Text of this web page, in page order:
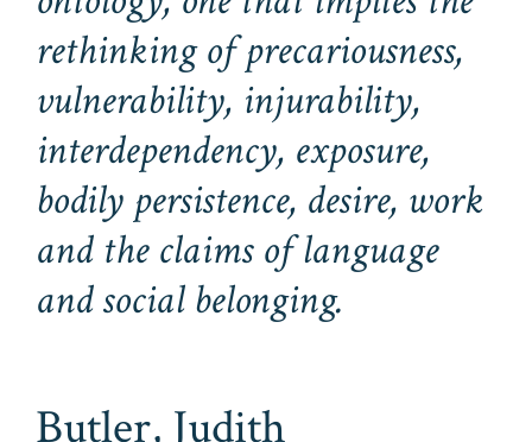
rethinking of precariousness,
vulnerability, injurability,
interdependency, exposure,
bodily persistence, desire, work
and the claims of language
and social belonging.
Butler, Judith